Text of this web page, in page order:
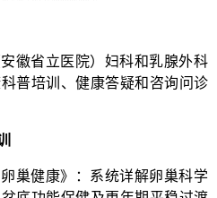
徽省立医院）妇科和乳腺外科
普培训、健康答疑和咨询问诊
巢健康》：系统详解卵巢科学